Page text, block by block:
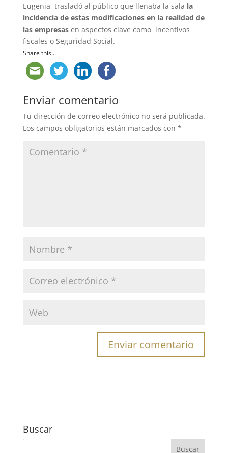
Eugenia trasladó al público que llenaba la sala la
incidencia de estas modificaciones en la realidad de
las empresasen aspectos clave como incentivos
fiscales o Seguridad Social.
Share this...
Enviar comentario
Tu dirección de correo electrónico no será publicada.
Los campos obligatorios están marcados con *
Buscar